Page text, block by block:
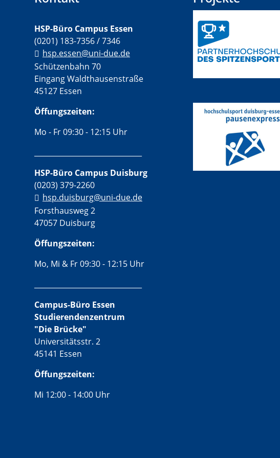
HSP-Büro Campus Essen
(0201) 183-7356 / 7346
hsp.essen@uni-due.de
Schützenbahn 70
Eingang Waldthausenstraße
45127 Essen
Öffungszeiten:
Mo - Fr 09:30 - 12:15 Uhr
HSP-Büro Campus Duisburg
(0203) 379-2260
hsp.duisburg@uni-due.de
Forsthausweg 2
47057 Duisburg
Öffungszeiten:
Mo, Mi & Fr 09:30 - 12:15 Uhr
Campus-Büro Essen
Studierendenzentrum
"Die Brücke"
Universitätsstr. 2
45141 Essen
Öffungszeiten:
Mi 12:00 - 14:00 Uhr